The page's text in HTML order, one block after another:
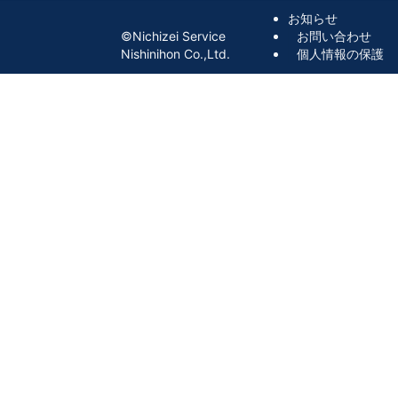
©︎Nichizei Service
Nishinihon Co.,Ltd.
お知らせ
お問い合わせ
個人情報の保護